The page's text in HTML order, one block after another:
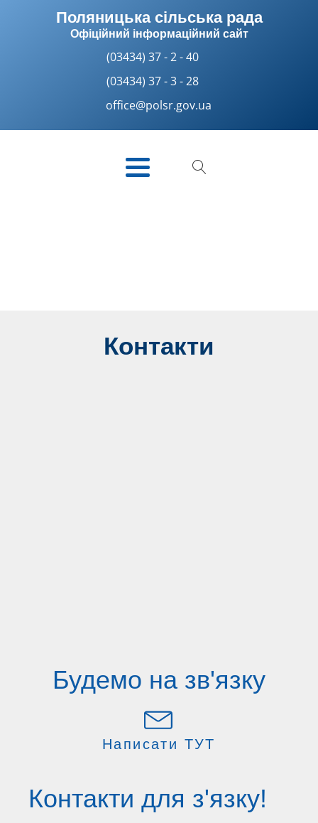
Поляницька сільська рада
Офіційний інформаційний сайт
(03434) 37 - 2 - 40
(03434) 37 - 3 - 28
office@polsr.gov.ua
Контакти
Будемо на зв'язку
Написати ТУТ
Контакти для з'язку!